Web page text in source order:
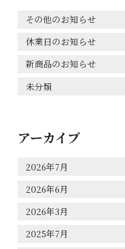
その他のお知らせ
休業日のお知らせ
新商品のお知らせ
未分類
アーカイブ
2026年7月
2026年6月
2026年3月
2025年7月